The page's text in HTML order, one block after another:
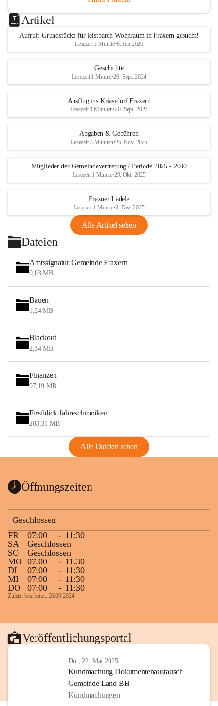
Artikel
Aufruf: Grundstücke für leistbaren Wohnraum in Fraxern gesucht!
Lesezeit 1 Minute•8. Juli 2026
Geschichte
Lesezeit 1 Minute•20. Sept. 2024
Ausflug ins Kriasidorf Fraxern
Lesezeit 3 Minuten•20. Sept. 2024
Abgaben & Gebühren
Lesezeit 3 Minuten•25. Nov. 2025
Mitglieder der Gemeindevertretung / Periode 2025 - 2030
Lesezeit 1 Minute•29. Okt. 2025
Fraxner Lädele
Lesezeit 1 Minute•3. Dez. 2025
Alle Artikel sehen
Dateien
Amtssignatur Gemeinde Fraxern
0,03 MB
Bauen
1,24 MB
Blackout
2,34 MB
Finanzen
97,19 MB
Firstblick Jahreschroniken
203,31 MB
Alle Dateien sehen
Öffnungszeiten
Geschlossen
FR
07:00 - 11:30
SA
Geschlossen
SO
Geschlossen
MO 07:00 - 11:30
DI
07:00 - 11:30
MI
07:00 - 11:30
DO
07:00 - 11:30
Zuletzt bearbeitet: 20.09.2024
Veröffentlichungsportal
Do., 22. Mai 2025
Kundmachung Dokumentenaustausch
Gemeinde Land BH
Kundmachungen